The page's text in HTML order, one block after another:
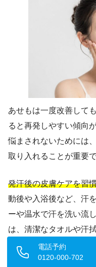
あせもは一度改善して
ると再発しやすい傾向
悩まされないためには
取り入れることが重要で
発汗後の皮膚ケアを習
動後や入浴後など、汗
ーや温水で汗を洗い流
は、清潔なタオルや汗
効果があります。汗を
の詰まりを防ぐうえで
電話予約
0120-000-702